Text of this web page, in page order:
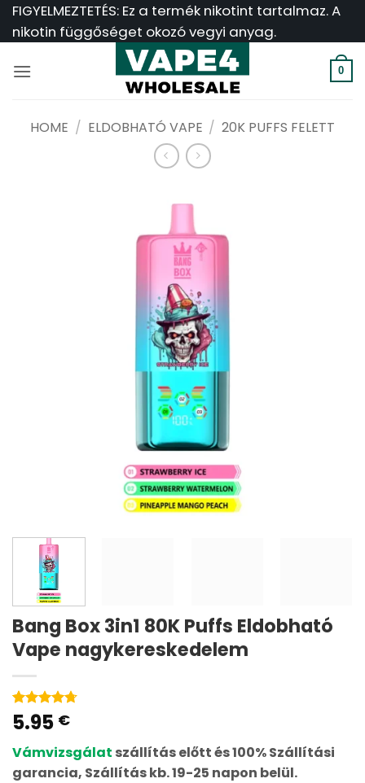
Ugrás
FIGYELMEZTETÉS: Ez a termék nikotint tartalmaz. A
nikotin függőséget okozó vegyi anyag.
0
HOME / ELDOBHATÓ VAPE / 20K PUFFS FELETT
Bang Box 3in1 80K Puffs Eldobható
Vape nagykereskedelem
Rated4.67
out of 5
3
customer
ratings
5.95 €
Vámvizsgálat szállítás előtt és 100% Szállítási
garancia, Szállítás kb. 19-25 napon belül.